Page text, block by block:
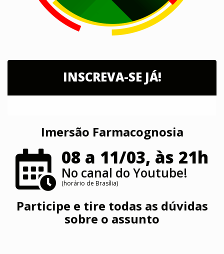
INSCREVA-SE JÁ!
Imersão Farmacognosia
08 a 11/03, às 21h
No canal do Youtube!
(horário de Brasília)
Participe e tire todas as dúvidas
sobre o assunto